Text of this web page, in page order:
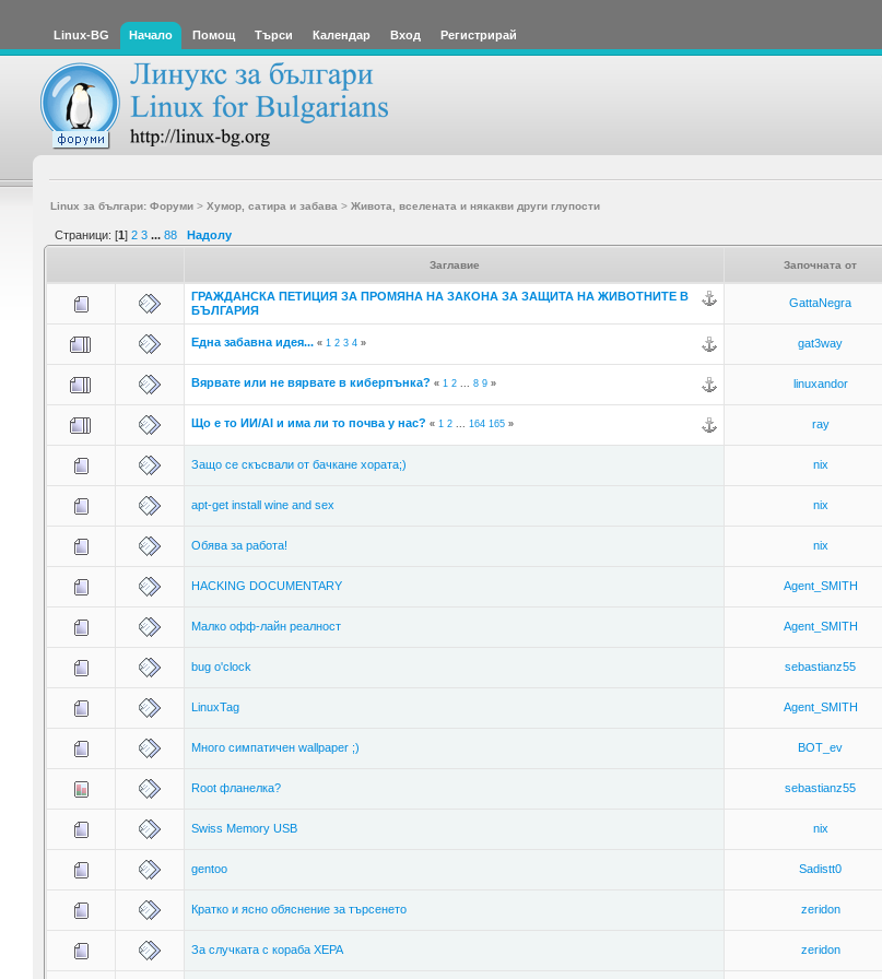
Linux-BG Начало Помощ Търси Календар Вход Регистрирай
Linux за българи: Форуми> Хумор, сатира и забава > Живота, вселената и някакви други глупости
Страници: [1] 2 3 ... 88 Надолу
Заглавие Започната от
ГРАЖДАНСКА ПЕТИЦИЯ ЗА ПРОМЯНА НА ЗАКОНА ЗА ЗАЩИТА НА ЖИВОТНИТЕ В
БЪЛГАРИЯ
GattaNegra
Една забавна идея... « 1 2 3 4» gat3way
Вярвате или не вярвате в киберпънка? « 1 2... 8 9» linuxandor
Що е то ИИ/AI и има ли то почва у нас? « 1 2... 164 165» ray
Защо се скъсвали от бачкане хората;) nix
apt-get install wine and sex nix
Обява за работа! nix
HACKING DOCUMENTARY Agent_SMITH
Малко офф-лайн реалност Agent_SMITH
bug o'clock sebastianz55
LinuxTag Agent_SMITH
Много симпатичен wallpaper ;) BOT_ev
Root фланелка? sebastianz55
Swiss Memory USB nix
gentoo Sadistt0
Кратко и ясно обяснение за търсенето zeridon
За случката с кораба ХЕРА zeridon